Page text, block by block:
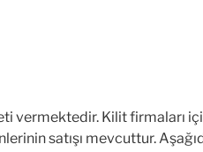
vermektedir. Kilit firmaları
satışı mevcuttur.